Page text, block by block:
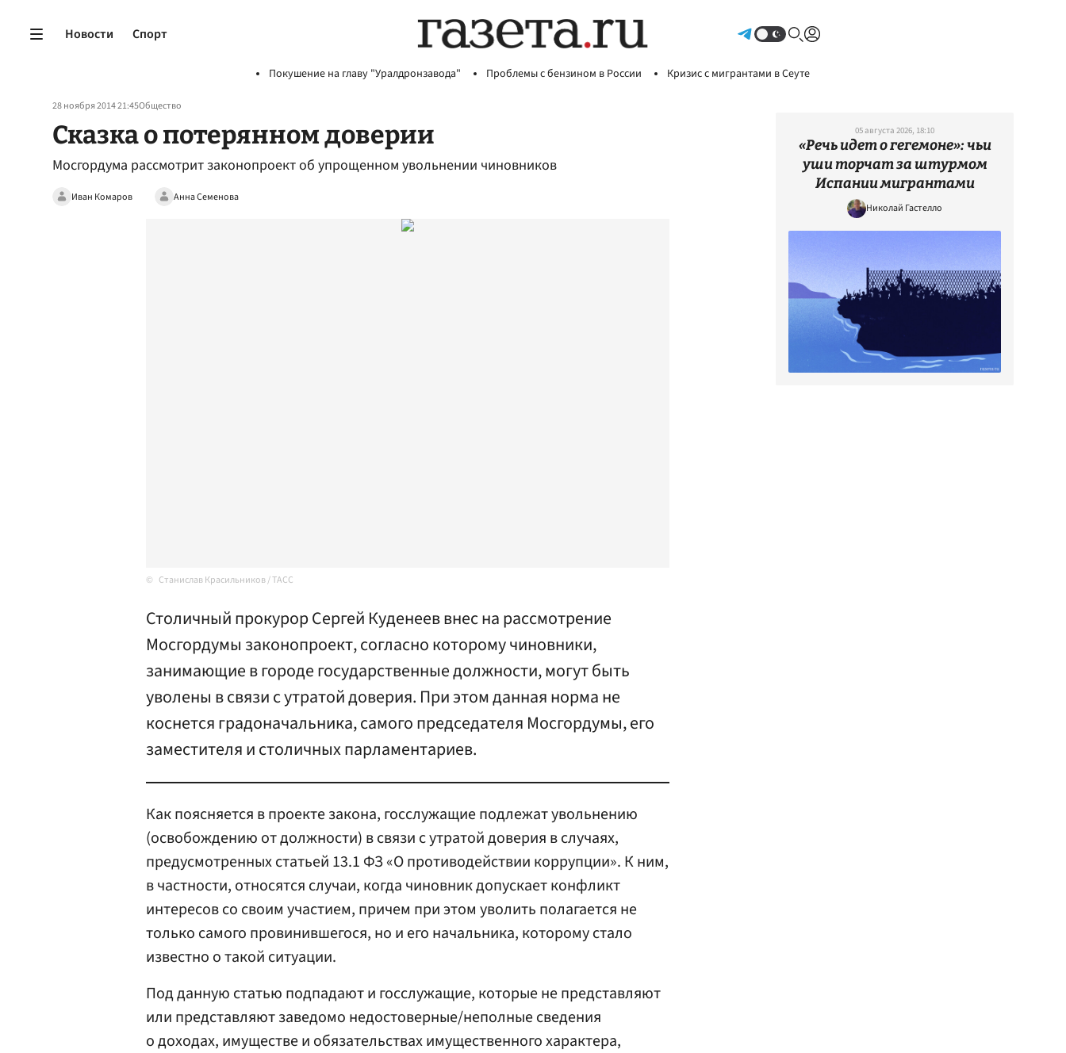
Новости Спорт
Покушение на главу "Уралдронзавода" Проблемы с бензином в России Кризис с мигрантами в Сеуте
28 ноября 2014 21:45Общество
Сказка о потерянном доверии
Мосгордума рассмотрит законопроект об упрощенном увольнении чиновников
Иван Комаров Анна Семенова
Станислав Красильников / ТАСС
Столичный прокурор Сергей Куденеев внес на рассмотрение
Мосгордумы законопроект, согласно которому чиновники,
занимающие в городе государственные должности, могут быть
уволены в связи с утратой доверия. При этом данная норма не
коснется градоначальника, самого председателя Мосгордумы, его
заместителя и столичных парламентариев.
Как поясняется в проекте закона, госслужащие подлежат увольнению
(освобождению от должности) в связи с утратой доверия в случаях,
предусмотренных статьей 13.1 ФЗ «О противодействии коррупции». К ним,
в частности, относятся случаи, когда чиновник допускает конфликт
интересов со своим участием, причем при этом уволить полагается не
только самого провинившегося, но и его начальника, которому стало
известно о такой ситуации.
Под данную статью подпадают и госслужащие, которые не представляют
или представляют заведомо недостоверные/неполные сведения
о доходах, имуществе и обязательствах имущественного характера,
05 августа 2026, 18:10
«Речь идет о гегемоне»: чьи
уши торчат за штурмом
Испании мигрантами
Николай Гастелло